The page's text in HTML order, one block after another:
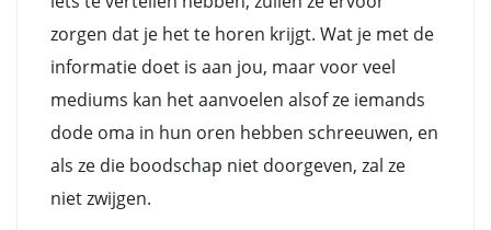
zorgen dat je het te horen krijgt. Wat je met de
informatie doet is aan jou, maar voor veel
mediums kan het aanvoelen alsof ze iemands
dode oma in hun oren hebben schreeuwen, en
als ze die boodschap niet doorgeven, zal ze
niet zwijgen.